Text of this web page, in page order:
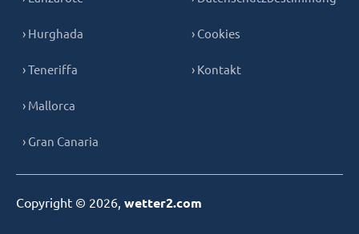
› Hurghada
› Teneriffa
› Mallorca
› Gran Canaria
› Cookies
› Kontakt
Copyright © 2026, wetter2.com